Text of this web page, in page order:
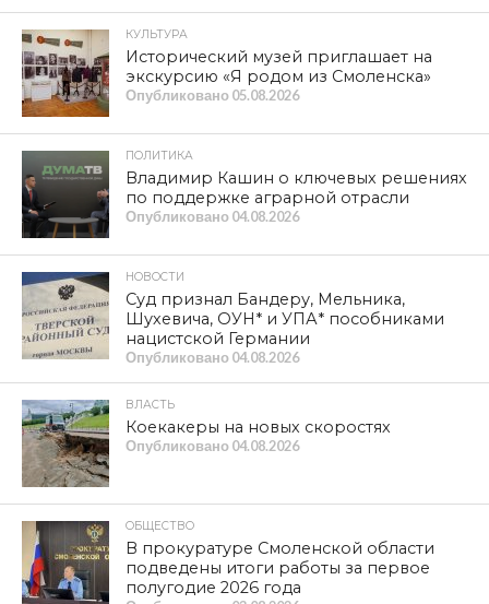
КУЛЬТУРА
Исторический музей приглашает на
экскурсию «Я родом из Смоленска»
Опубликовано 05.08.2026
ПОЛИТИКА
Владимир Кашин о ключевых решениях
по поддержке аграрной отрасли
Опубликовано 04.08.2026
НОВОСТИ
Суд признал Бандеру, Мельника,
Шухевича, ОУН* и УПА* пособниками
нацистской Германии
Опубликовано 04.08.2026
ВЛАСТЬ
Коекакеры на новых скоростях
Опубликовано 04.08.2026
ОБЩЕСТВО
В прокуратуре Смоленской области
подведены итоги работы за первое
полугодие 2026 года